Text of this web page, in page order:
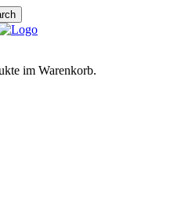
im Warenkorb.